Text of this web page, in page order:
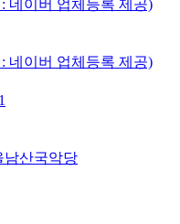
남산국악당